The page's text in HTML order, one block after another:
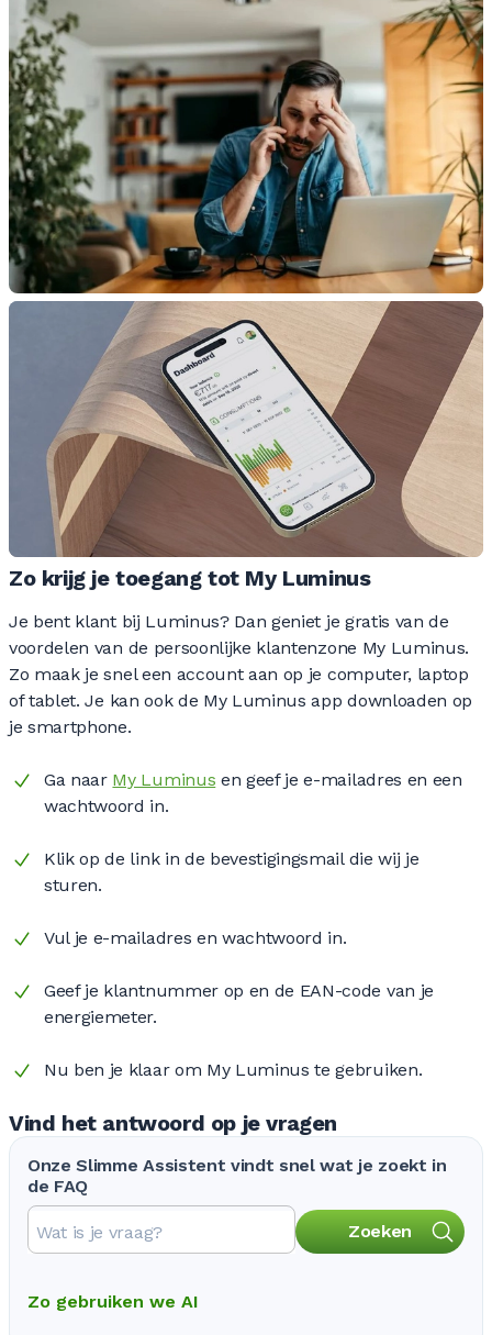
Zo krijg je toegang tot My Luminus
Je bent klant bij Luminus? Dan geniet je gratis van de
voordelen van de persoonlijke klantenzone My Luminus.
Zo maak je snel een account aan op je computer, laptop
of tablet. Je kan ook de My Luminus app downloaden op
je smartphone.
Ga naar My Luminus en geef je e-mailadres en een
wachtwoord in.
Klik op de link in de bevestigingsmail die wij je
sturen.
Vul je e-mailadres en wachtwoord in.
Geef je klantnummer op en de EAN-code van je
energiemeter.
Nu ben je klaar om My Luminus te gebruiken.
Vind het antwoord op je vragen
Onze Slimme Assistent vindt snel wat je zoekt in
de FAQ
Zoeken
Zo gebruiken we AI